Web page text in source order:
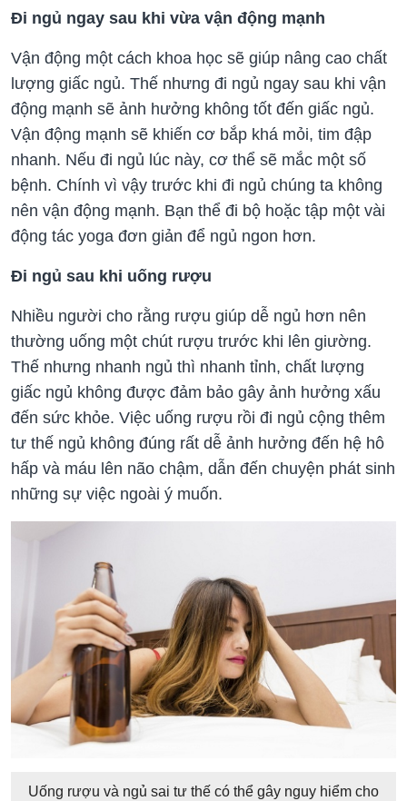
Đi ngủ ngay sau khi vừa vận động mạnh
Vận động một cách khoa học sẽ giúp nâng cao chất
lượng giấc ngủ. Thế nhưng đi ngủ ngay sau khi vận
động mạnh sẽ ảnh hưởng không tốt đến giấc ngủ.
Vận động mạnh sẽ khiến cơ bắp khá mỏi, tim đập
nhanh. Nếu đi ngủ lúc này, cơ thể sẽ mắc một số
bệnh. Chính vì vậy trước khi đi ngủ chúng ta không
nên vận động mạnh. Bạn thể đi bộ hoặc tập một vài
động tác yoga đơn giản để ngủ ngon hơn.
Đi ngủ sau khi uống rượu
Nhiều người cho rằng rượu giúp dễ ngủ hơn nên
thường uống một chút rượu trước khi lên giường.
Thế nhưng nhanh ngủ thì nhanh tỉnh, chất lượng
giấc ngủ không được đảm bảo gây ảnh hưởng xấu
đến sức khỏe. Việc uống rượu rồi đi ngủ cộng thêm
tư thế ngủ không đúng rất dễ ảnh hưởng đến hệ hô
hấp và máu lên não chậm, dẫn đến chuyện phát sinh
những sự việc ngoài ý muốn.
Uống rượu và ngủ sai tư thế có thể gây nguy hiểm cho